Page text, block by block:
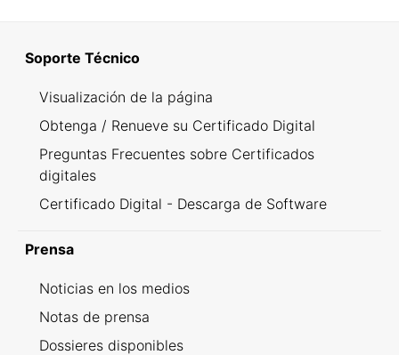
Soporte Técnico
Visualización de la página
Obtenga / Renueve su Certificado Digital
Preguntas Frecuentes sobre Certificados
digitales
Certificado Digital - Descarga de Software
Prensa
Noticias en los medios
Notas de prensa
Dossieres disponibles